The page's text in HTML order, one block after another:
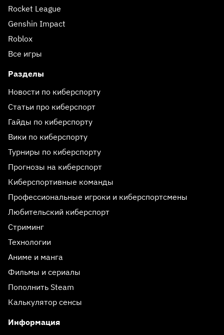
Rocket League
Genshin Impact
Roblox
Все игры
Разделы
Новости по киберспорту
Статьи про киберспорт
Гайды по киберспорту
Вики по киберспорту
Турниры по киберспорту
Прогнозы на киберспорт
Киберспортивные команды
Профессиональные игроки и киберспортсмены
Любительский киберспорт
Стриминг
Технологии
Аниме и манга
Фильмы и сериалы
Пополнить Steam
Калькулятор сенсы
Информация